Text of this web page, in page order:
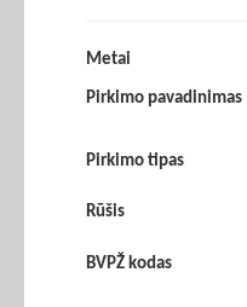
Metai
Pirkimo pavadinimas
Pirkimo tipas
Rūšis
BVPŽ kodas